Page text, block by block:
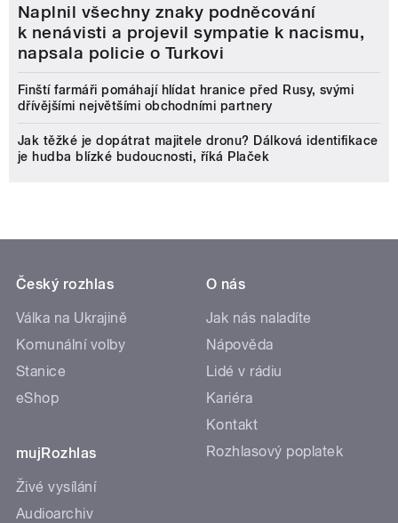
Naplnil všechny znaky podněcování
k nenávisti a projevil sympatie k nacismu,
napsala policie o Turkovi
Finští farmáři pomáhají hlídat hranice před Rusy, svými
dřívějšími největšími obchodními partnery
Jak těžké je dopátrat majitele dronu? Dálková identifikace
je hudba blízké budoucnosti, říká Plaček
Český rozhlas
Válka na Ukrajině
Komunální volby
Stanice
eShop
mujRozhlas
Živé vysílání
Audioarchiv
O nás
Jak nás naladíte
Nápověda
Lidé v rádiu
Kariéra
Kontakt
Rozhlasový poplatek